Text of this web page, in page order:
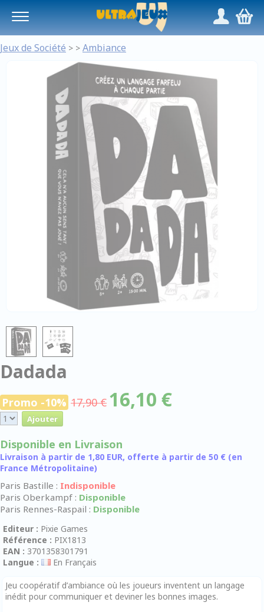
/,
Jeux de Société > > Ambiance
Dadada
Promo -10% 17,90 € 16,10 €
Disponible en Livraison
Livraison à partir de 1,80 EUR, offerte à partir de 50 € (en
France Métropolitaine)
Paris Bastille : Indisponible
Paris Oberkampf : Disponible
Paris Rennes-Raspail : Disponible
Editeur : Pixie Games
Référence : PIX1813
EAN : 3701358301791
Langue :
En Français
Jeu coopératif d’ambiance où les joueurs inventent un langage
inédit pour communiquer et deviner les bonnes images.